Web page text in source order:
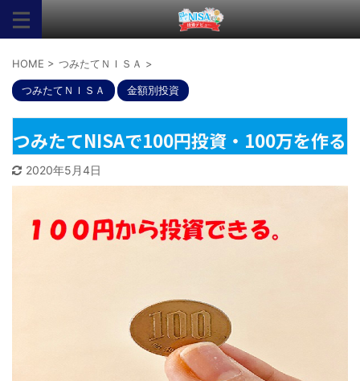
HOME > つみたてＮＩＳＡ >
つみたてＮＩＳＡ 金額別投資
つみたてNISAで100円投資・100万を作る
2020年5月4日